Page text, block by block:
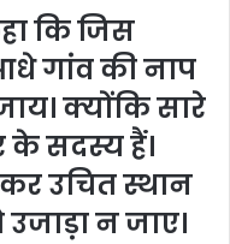
कि जिस
आधे गांव की नाप
क्योंकि सारे
के सदस्य हैं।
उचित स्थान
न जाए।